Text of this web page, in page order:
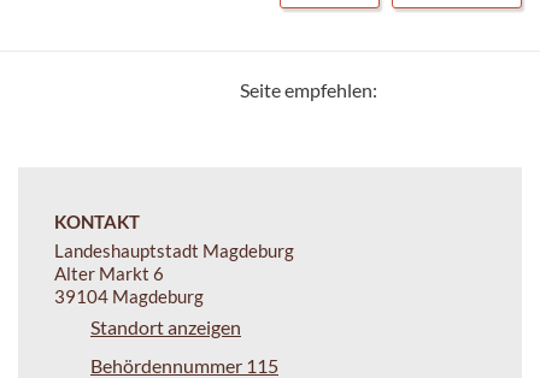
Seite empfehlen:
KONTAKT
Landeshauptstadt Magdeburg
Alter Markt 6
39104 Magdeburg
Standort anzeigen
Behördennummer 115